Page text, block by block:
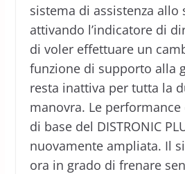
sistema di assistenza allo
attivando l’indicatore di
di voler effettuare un
funzione di supporto alla
resta inattiva per tutta la
manovra. Le
di base del DISTRONIC
nuovamente ampliata. Il
ora in grado di frenare